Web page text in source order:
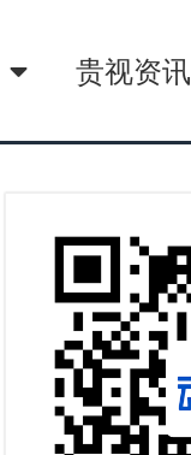
贵视资讯